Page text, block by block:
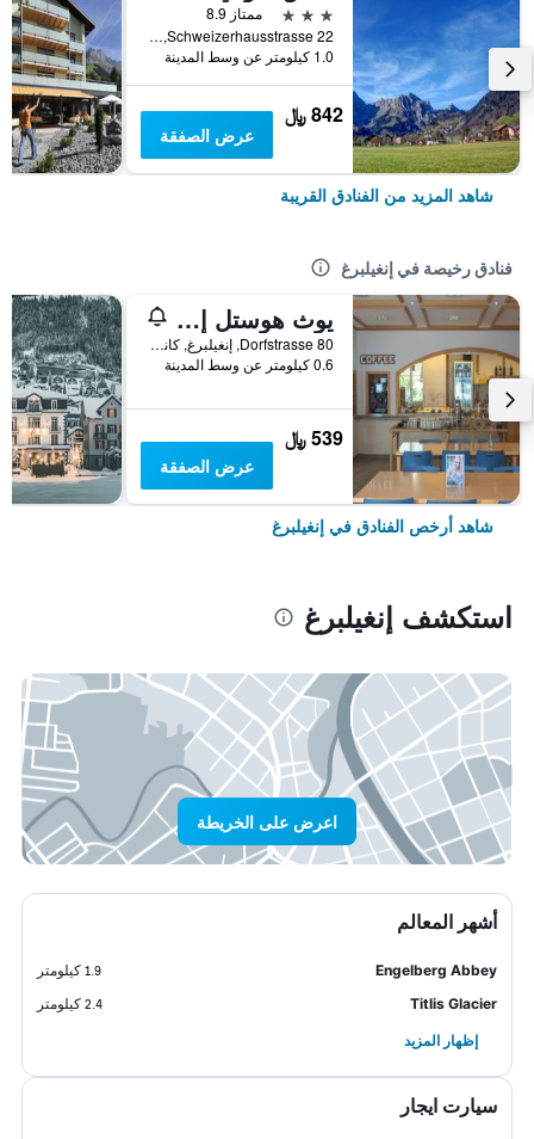
3 نجوم
ممتاز 8.9
Schweizerhausstrasse 22, إنغيلبرغ, كانتون أوبفالدن, سويسرا
1.0 كيلومتر عن وسط المدينة
842 ﷼
عرض الصفقة
شاهد المزيد من الفنادق القريبة
فنادق رخيصة في إنغيلبرغ
يوث هوستل إنجيلبيرج
Dorfstrasse 80, إنغيلبرغ, كانتون أوبفالدن, سويسرا
0.6 كيلومتر عن وسط المدينة
539 ﷼
عرض الصفقة
شاهد أرخص الفنادق في إنغيلبرغ
استكشف إنغيلبرغ
اعرض على الخريطة
أشهر المعالم
Engelberg Abbey
1.9 كيلومتر
Titlis Glacier
2.4 كيلومتر
إظهار المزيد
سيارت ايجار